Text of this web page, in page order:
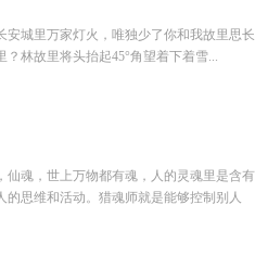
安城里万家灯火，唯独少了你和我故里思长
？林故里将头抬起45°角望着下着雪...
仙魂，世上万物都有魂，人的灵魂里是含有
的思维和活动。猎魂师就是能够控制别人